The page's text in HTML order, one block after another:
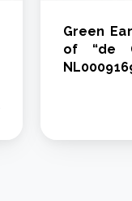
Green
of “de